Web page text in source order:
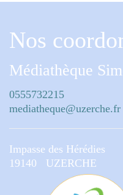
Nos
Médiathèque
0555732215
mediatheque@uzerche.fr
Impasse des Hérédies
19140 UZERCHE